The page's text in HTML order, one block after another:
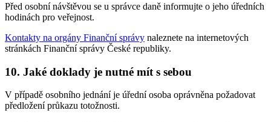
Před osobní návštěvou se u správce daně informujte o jeho úředních
hodinách pro veřejnost.
Kontakty na orgány Finanční správy naleznete na internetových
stránkách Finanční správy České republiky.
10. Jaké doklady je nutné mít s sebou
V případě osobního jednání je úřední osoba oprávněna požadovat
předložení průkazu totožnosti.